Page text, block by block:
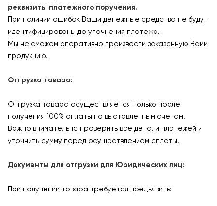
реквизиты платежного поручения.
При наличии ошибок Ваши денежные средства не будут
идентифицированы до уточнения платежа.
Мы не сможем оперативно произвести заказанную Вами
продукцию.
Отгрузка товара:
Отгрузка товара осуществляется только после
получения 100% оплаты по выставленным счетам.
Важно внимательно проверить все детали платежей и
уточнить сумму перед осуществлением оплаты.
Документы для отгрузки для Юридических лиц:
При получении товара требуется предъявить: